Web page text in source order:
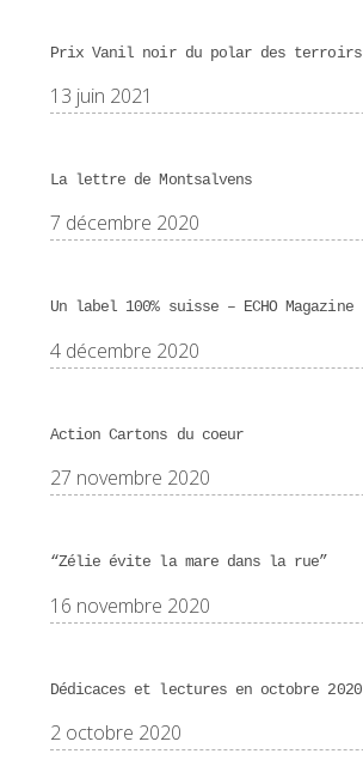
Prix Vanil noir du polar des terroirs
13 juin 2021
La lettre de Montsalvens
7 décembre 2020
Un label 100% suisse – ECHO Magazine
4 décembre 2020
Action Cartons du coeur
27 novembre 2020
“Zélie évite la mare dans la rue”
16 novembre 2020
Dédicaces et lectures en octobre 2020
2 octobre 2020